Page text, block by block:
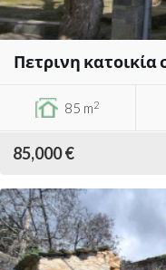
Πετρινη
85 m2
85,000 €